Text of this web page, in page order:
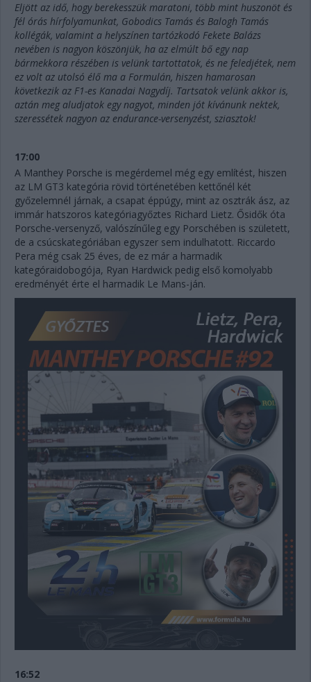
Eljött az idő, hogy berekesszük maratoni, több mint huszonöt és
fél órás hírfolyamunkat, Gobodics Tamás és Balogh Tamás
kollégák, valamint a helyszínen tartózkodó Fekete Balázs
nevében is nagyon köszönjük, ha az elmúlt bő egy nap
bármekkora részében is velünk tartottatok, és ne feledjétek, nem
ez volt az utolsó élő ma a Formulán, hiszen hamarosan
következik az F1-es Kanadai Nagydíj. Tartsatok velünk akkor is,
aztán meg aludjatok egy nagyot, minden jót kívánunk nektek,
szeressétek nagyon az endurance-versenyzést, sziasztok!
17:00
A Manthey Porsche is megérdemel még egy említést, hiszen
az LM GT3 kategória rövid történetében kettőnél két
győzelemnél járnak, a csapat éppúgy, mint az osztrák ász, az
immár hatszoros kategóriagyőztes Richard Lietz. Ősidők óta
Porsche-versenyző, valószínűleg egy Porschében is született,
de a csúcskategóriában egyszer sem indulhatott. Riccardo
Pera még csak 25 éves, de ez már a harmadik
kategóraidobogója, Ryan Hardwick pedig első komolyabb
eredményét érte el harmadik Le Mans-ján.
16:52